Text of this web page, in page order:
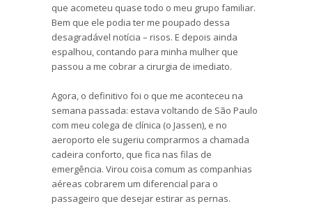
que acometeu quase todo o meu grupo familiar.
Bem que ele podia ter me poupado dessa
desagradável notícia – risos. E depois ainda
espalhou, contando para minha mulher que
passou a me cobrar a cirurgia de imediato.
Agora, o definitivo foi o que me aconteceu na
semana passada: estava voltando de São Paulo
com meu colega de clínica (o Jassen), e no
aeroporto ele sugeriu comprarmos a chamada
cadeira conforto, que fica nas filas de
emergência. Virou coisa comum as companhias
aéreas cobrarem um diferencial para o
passageiro que desejar estirar as pernas.